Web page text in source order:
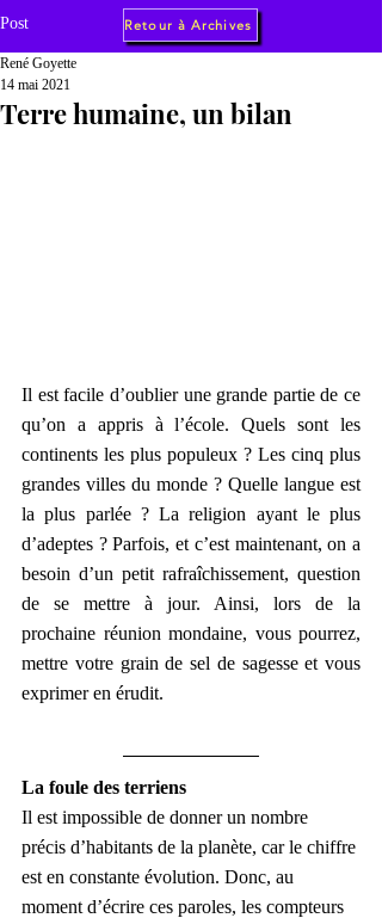
Post
Terre humaine, un bilan
René Goyette
14 mai 2021
Il est facile d’oublier une grande partie de ce
qu’on a appris à l’école. Quels sont les
continents les plus populeux ? Les cinq plus
grandes villes du monde ? Quelle langue est
la plus parlée ? La religion ayant le plus
d’adeptes ? Parfois, et c’est maintenant, on a
besoin d’un petit rafraîchissement, question
de se mettre à jour. Ainsi, lors de la
prochaine réunion mondaine, vous pourrez,
mettre votre grain de sel de sagesse et vous
exprimer en érudit.
La foule des terriens
Il est impossible de donner un nombre
précis d’habitants de la planète, car le chiffre
est en constante évolution. Donc, au
moment d’écrire ces paroles, les compteurs
Retour à Archives